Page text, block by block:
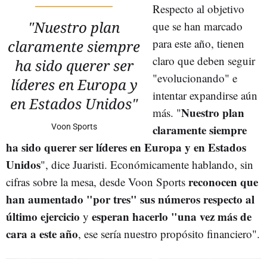
"Nuestro plan
claramente siempre
ha sido querer ser
líderes en Europa y
en Estados Unidos"
Voon Sports
Respecto al objetivo
que se han marcado
para este año, tienen
claro que deben seguir
"evolucionando" e
intentar expandirse aún
más. "Nuestro plan
claramente siempre
ha sido querer ser líderes en Europa y en Estados
Unidos", dice Juaristi. Económicamente hablando, sin
cifras sobre la mesa, desde Voon Sports reconocen que
han aumentado "por tres" sus números respecto al
último ejercicio y esperan hacerlo "una vez más de
cara a este año, ese sería nuestro propósito financiero".